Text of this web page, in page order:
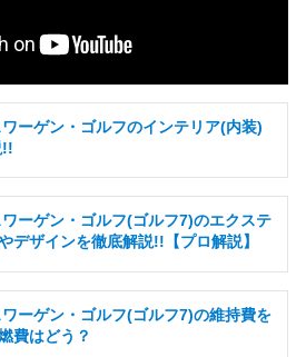
ーゲン・ゴルフのインテリア(内装)
!!
ーゲン・ゴルフ(ゴルフ7)のエクステ
デザインを徹底解説!!【プロ解説】
ーゲン・ゴルフ(ゴルフ7)の維持費を
費はどう？